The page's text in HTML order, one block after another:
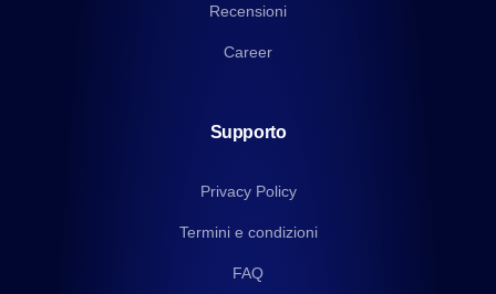
Recensioni
Career
Supporto
Privacy Policy
Termini e condizioni
FAQ